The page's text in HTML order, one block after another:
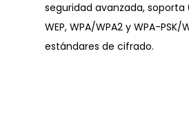
seguridad avanzada,
WEP, WPA/WPA2 y WPA-PSK/
estándares de cifrado.